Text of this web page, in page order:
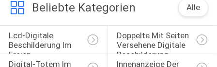
Beliebte Kategorien Alle
Lcd-Digitale
Beschilderung Im
Freien
Doppelte Mit Seiten
Versehene Digitale
Beschilderung
Digital-Totem Im
Innenanzeige Der